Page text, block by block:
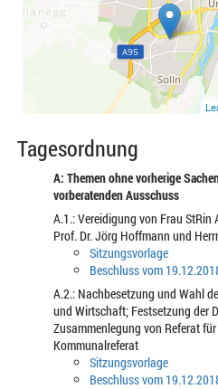
Tagesordnung
A: Themen ohne vorherige
vorberatenden Ausschuss
A.1.: Vereidigung von Frau StRin
Prof. Dr. Jörg Hoffmann und
Sitzungsvorlage
Beschluss vom
A.2.: Nachbesetzung und Wahl
und Wirtschaft; Festsetzung der
Zusammenlegung von Referat
Kommunalreferat
Sitzungsvorlage
Beschluss vom